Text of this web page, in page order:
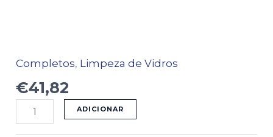
Completos, Limpeza de Vidros
€41,82
ADICIONAR